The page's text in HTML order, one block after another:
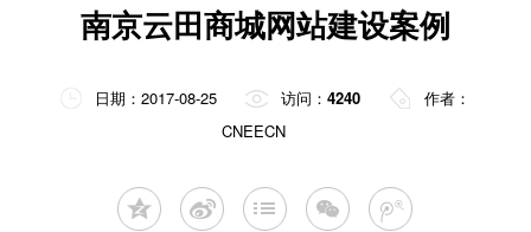
南京云田商城网站建设案例
日期：2017-08-25 访问：4240
作者：
CNEECN